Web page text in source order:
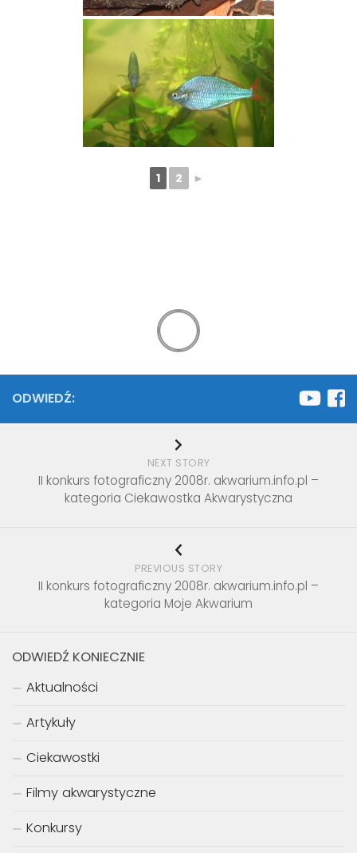
1 2 ►
ODWIEDŹ:
NEXT STORY
II konkurs fotograficzny 2008r. akwarium.info.pl –
kategoria Ciekawostka Akwarystyczna
PREVIOUS STORY
II konkurs fotograficzny 2008r. akwarium.info.pl –
kategoria Moje Akwarium
ODWIEDŹ KONIECZNIE
Aktualności
Artykuły
Ciekawostki
Filmy akwarystyczne
Konkursy